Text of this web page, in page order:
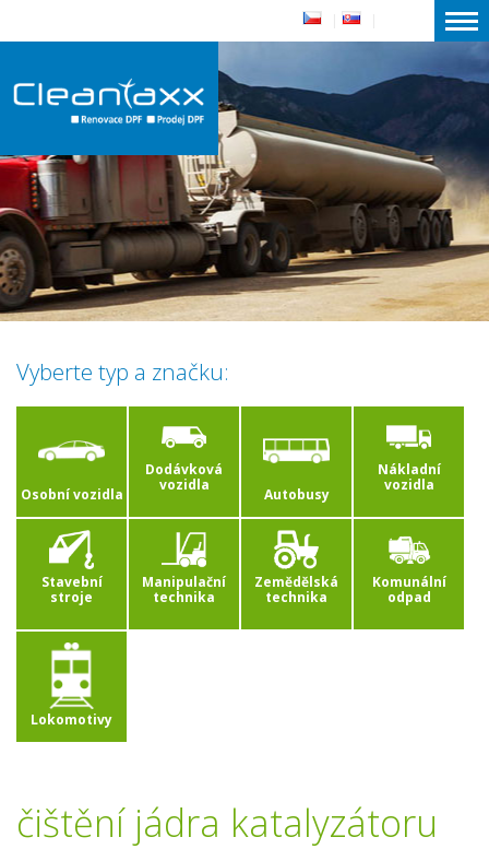
Vyberte typ a značku:
Osobní vozidla
Dodávková
vozidla
Autobusy
Nákladní
vozidla
Stavební
stroje
Manipulační
technika
Zemědělská
technika
Komunální
odpad
Lokomotivy
čištění jádra katalyzátoru